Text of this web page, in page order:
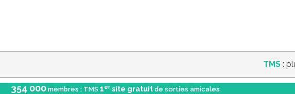
TMS :
354 000 membres : TMS 1er site gratuit de sorties amicales